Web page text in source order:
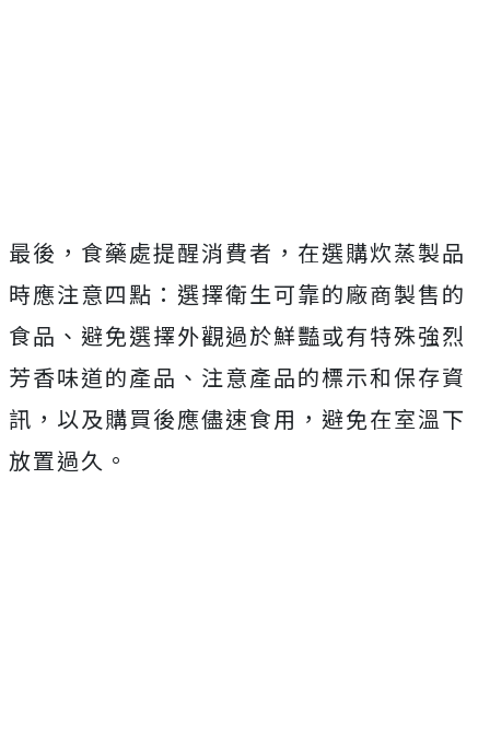
最後，食藥處提醒消費者，在選購炊蒸製品
時應注意四點：選擇衛生可靠的廠商製售的
食品、避免選擇外觀過於鮮豔或有特殊強烈
芳香味道的產品、注意產品的標示和保存資
訊，以及購買後應儘速食用，避免在室溫下
放置過久。